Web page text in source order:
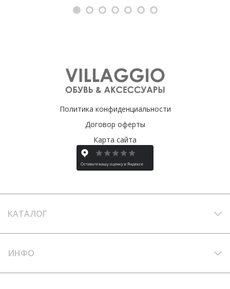
Политика конфиденциальности
Договор оферты
Карта сайта
КАТАЛОГ
ИНФО